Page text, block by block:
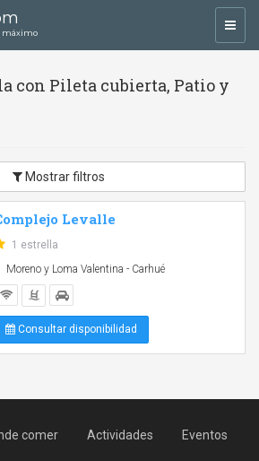
máximo
con Pileta cubierta, Patio y
Mostrar filtros
Levalle
1 estrella
Moreno y Loma Valentina - Carhué
Consultar disponibilidad
comer Actividades Eventos